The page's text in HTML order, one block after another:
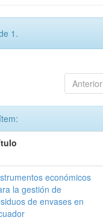
1.
Anterior
económicos
la gestión de
de envases en